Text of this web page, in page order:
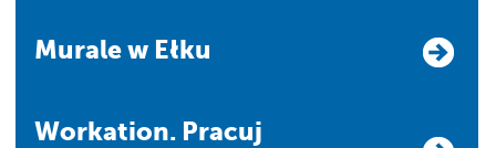
Murale w Ełku
Workation. Pracuj